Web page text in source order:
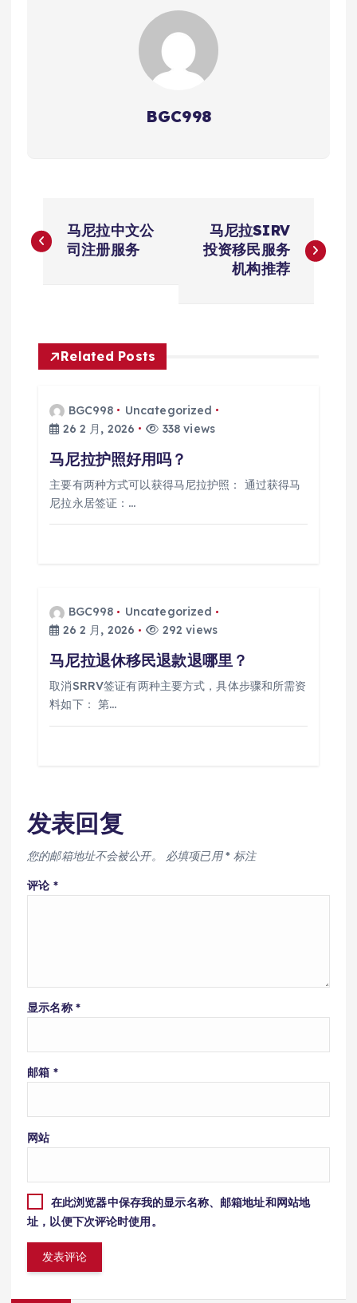
BGC998
章
航
马尼拉中文公
司注册服务
马尼拉SIRV
投资移民服务
机构推荐
Related Posts
BGC998
Uncategorized
26 2 月, 2026
338 views
马尼拉护照好用吗？
主要有两种方式可以获得马尼拉护照： 通过获得马
尼拉永居签证：…
BGC998
Uncategorized
26 2 月, 2026
292 views
马尼拉退休移民退款退哪里？
取消SRRV签证有两种主要方式，具体步骤和所需资
料如下： 第…
发表回复
您的邮箱地址不会被公开。 必填项已用* 标注
评论 *
显示名称 *
邮箱 *
网站
在此浏览器中保存我的显示名称、邮箱地址和网站地
址，以便下次评论时使用。